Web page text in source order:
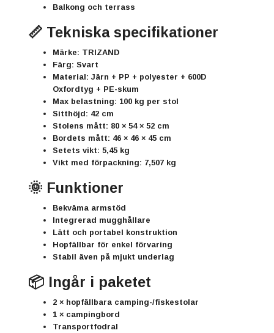
Balkong och terrass
📏 Tekniska specifikationer
Märke: TRIZAND
Färg: Svart
Material: Järn + PP + polyester + 600D
Oxfordtyg + PE-skum
Max belastning: 100 kg per stol
Sitthöjd: 42 cm
Stolens mått: 80 × 54 × 52 cm
Bordets mått: 46 × 46 × 45 cm
Setets vikt: 5,45 kg
Vikt med förpackning: 7,507 kg
🌞 Funktioner
Bekväma armstöd
Integrerad mugghållare
Lätt och portabel konstruktion
Hopfällbar för enkel förvaring
Stabil även på mjukt underlag
📦 Ingår i paketet
2 × hopfällbara camping-/fiskestolar
1 × campingbord
Transportfodral